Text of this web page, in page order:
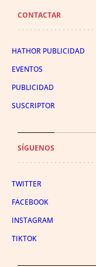
CONTACTAR
HATHOR PUBLICIDAD
EVENTOS
PUBLICIDAD
SUSCRIPTOR
SÍGUENOS
TWITTER
FACEBOOK
INSTAGRAM
TIKTOK